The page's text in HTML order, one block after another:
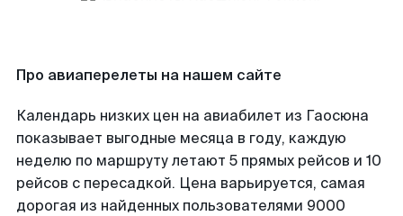
Про авиаперелеты на нашем сайте
Календарь низких цен на авиабилет из Гаосюна
показывает выгодные месяца в году, каждую
неделю по маршруту летают 5 прямых рейсов и 10
рейсов с пересадкой. Цена варьируется, самая
дорогая из найденных пользователями 9000